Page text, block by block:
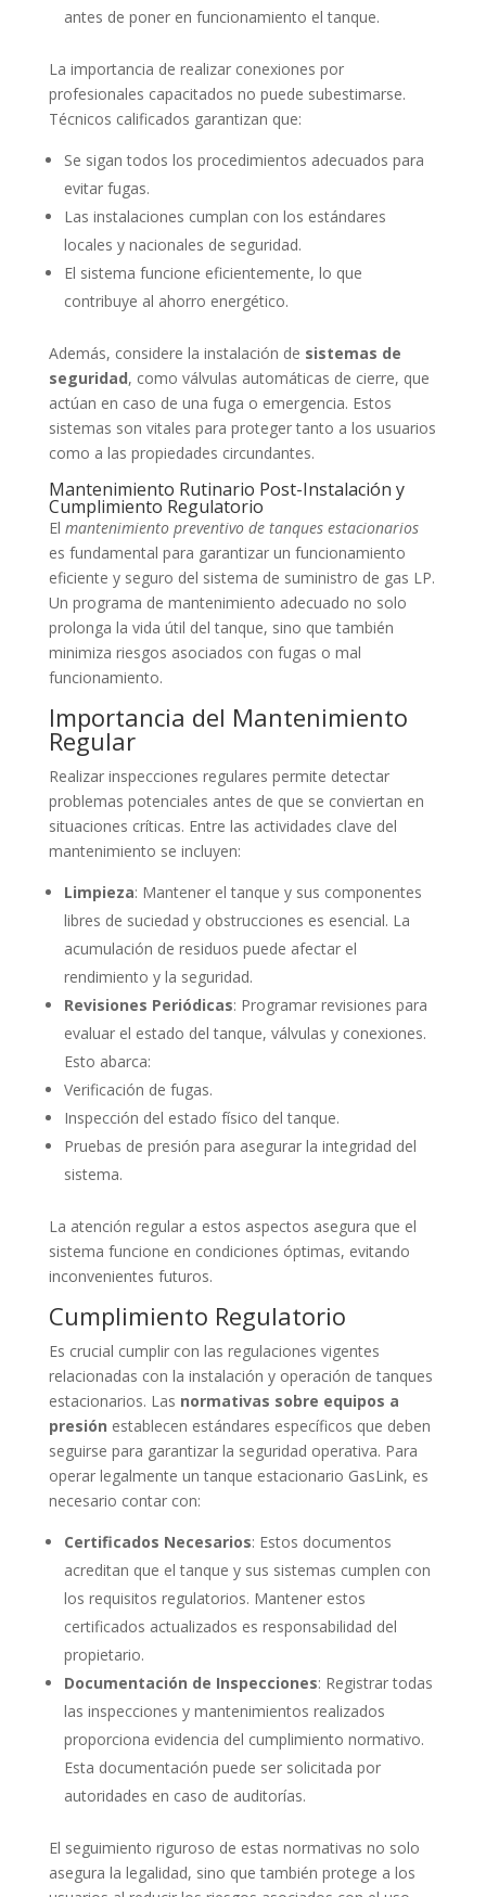
antes de poner en funcionamiento el tanque.
La importancia de realizar conexiones por
profesionales capacitados no puede subestimarse.
Técnicos calificados garantizan que:
Se sigan todos los procedimientos adecuados para
evitar fugas.
Las instalaciones cumplan con los estándares
locales y nacionales de seguridad.
El sistema funcione eficientemente, lo que
contribuye al ahorro energético.
Además, considere la instalación de sistemas de
seguridad, como válvulas automáticas de cierre, que
actúan en caso de una fuga o emergencia. Estos
sistemas son vitales para proteger tanto a los usuarios
como a las propiedades circundantes.
Mantenimiento Rutinario Post-Instalación y
Cumplimiento Regulatorio
El mantenimiento preventivo de tanques estacionarios
es fundamental para garantizar un funcionamiento
eficiente y seguro del sistema de suministro de gas LP.
Un programa de mantenimiento adecuado no solo
prolonga la vida útil del tanque, sino que también
minimiza riesgos asociados con fugas o mal
funcionamiento.
Importancia del Mantenimiento
Regular
Realizar inspecciones regulares permite detectar
problemas potenciales antes de que se conviertan en
situaciones críticas. Entre las actividades clave del
mantenimiento se incluyen:
Limpieza: Mantener el tanque y sus componentes
libres de suciedad y obstrucciones es esencial. La
acumulación de residuos puede afectar el
rendimiento y la seguridad.
Revisiones Periódicas: Programar revisiones para
evaluar el estado del tanque, válvulas y conexiones.
Esto abarca:
Verificación de fugas.
Inspección del estado físico del tanque.
Pruebas de presión para asegurar la integridad del
sistema.
La atención regular a estos aspectos asegura que el
sistema funcione en condiciones óptimas, evitando
inconvenientes futuros.
Cumplimiento Regulatorio
Es crucial cumplir con las regulaciones vigentes
relacionadas con la instalación y operación de tanques
estacionarios. Las normativas sobre equipos a
presión establecen estándares específicos que deben
seguirse para garantizar la seguridad operativa. Para
operar legalmente un tanque estacionario GasLink, es
necesario contar con:
Certificados Necesarios: Estos documentos
acreditan que el tanque y sus sistemas cumplen con
los requisitos regulatorios. Mantener estos
certificados actualizados es responsabilidad del
propietario.
Documentación de Inspecciones: Registrar todas
las inspecciones y mantenimientos realizados
proporciona evidencia del cumplimiento normativo.
Esta documentación puede ser solicitada por
autoridades en caso de auditorías.
El seguimiento riguroso de estas normativas no solo
asegura la legalidad, sino que también protege a los